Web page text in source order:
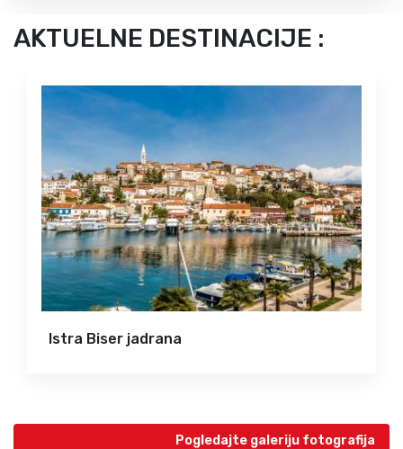
AKTUELNE DESTINACIJE :
Kapadokija
Pogledajte galeriju fotografija